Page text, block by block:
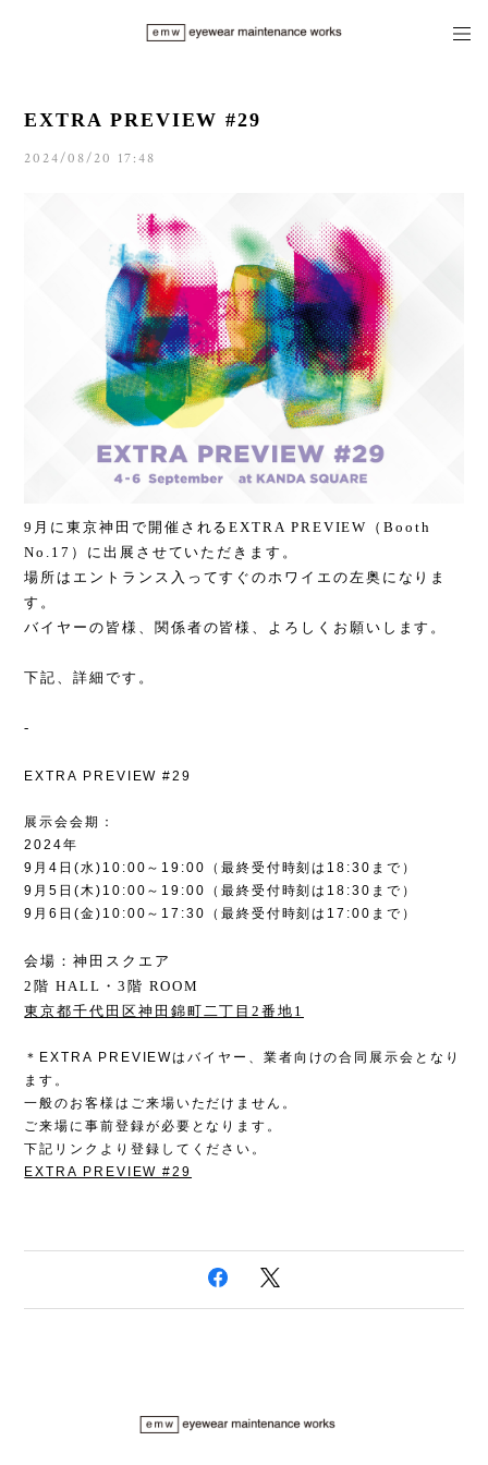
EXTRA PREVIEW #29
2024/08/20 17:48
9月に東京神田で開催されるEXTRA PREVIEW（Booth
No.17）に出展させていただきます。
場所はエントランス入ってすぐのホワイエの左奥になりま
す。
バイヤーの皆様、関係者の皆様、よろしくお願いします。
下記、詳細です。
-
EXTRA PREVIEW #29
展示会会期：
2024年
9月4日(水)10:00 ～ 19:00 （最終受付時刻は 18:30 まで）
9月5日(木)10:00 ～ 19:00 （最終受付時刻は 18:30 まで）
9月6日(金)10:00 ～ 17:30 （最終受付時刻は 17:00 まで）
会場：神田スクエア
2階 HALL・3階 ROOM
東京都千代田区神田錦町二丁目2番地1
＊ EXTRA PREVIEWはバイヤー、業者向けの合同展示会となり
ます。
一般のお客様はご来場いただけません。
ご来場に事前登録が必要となります。
下記リンクより登録してください。
EXTRA PREVIEW #29